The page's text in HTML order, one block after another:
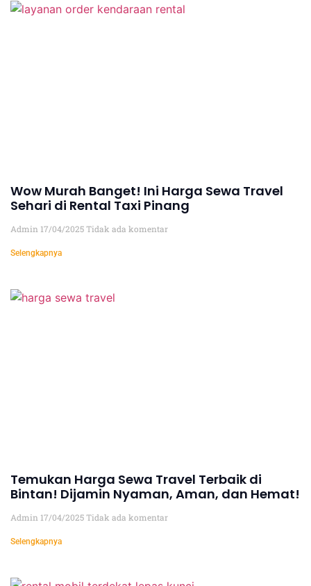
Wow Murah Banget! Ini Harga Sewa Travel
Sehari di Rental Taxi Pinang
Admin 17/04/2025Tidak ada komentar
Selengkapnya
Temukan Harga Sewa Travel Terbaik di
Bintan! Dijamin Nyaman, Aman, dan Hemat!
Admin 17/04/2025Tidak ada komentar
Selengkapnya